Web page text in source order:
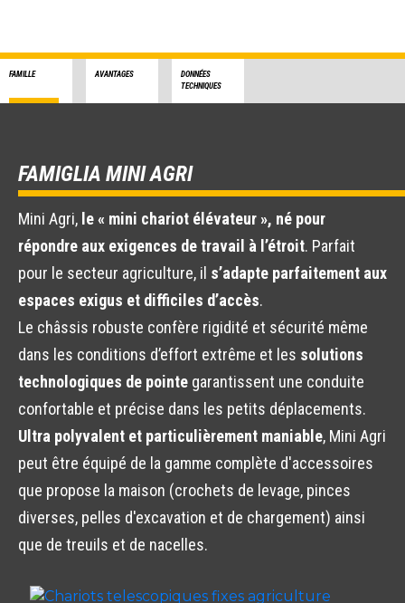
FAMILLE AVANTAGES
DONNÉES
TECHNIQUES
FAMIGLIA MINI AGRI
Mini Agri, le « mini chariot élévateur », né pour
répondre aux exigences de travail à l’étroit. Parfait
pour le secteur agriculture, il s’adapte parfaitement aux
espaces exigus et difficiles d’accès.
Le châssis robuste confère rigidité et sécurité même
dans les conditions d’effort extrême et les solutions
technologiques de pointe garantissent une conduite
confortable et précise dans les petits déplacements.
Ultra polyvalent et particulièrement maniable, Mini Agri
peut être équipé de la gamme complète d'accessoires
que propose la maison (crochets de levage, pinces
diverses, pelles d'excavation et de chargement) ainsi
que de treuils et de nacelles.